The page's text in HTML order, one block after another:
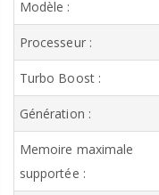
Modèle :
Processeur :
Turbo Boost :
Génération :
Memoire maximale
supportée :